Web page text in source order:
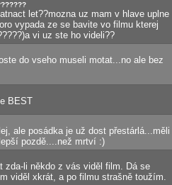
let??mozna uz mam v hlave uplne
vypada ze se bavite vo filmu kterej
vi uz ste ho videli??
do vseho museli motat...no ale bez
BEST
ale posádka je už dost přestárlá...měli
pozdě....než mrtví :)
zda-li někdo z vás viděl film. Dá se
viděl xkrát, a po filmu strašně toužím.